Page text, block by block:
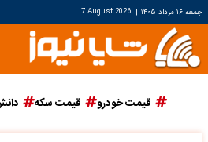
جمعه ۱۶ مرداد ۱۴۰۵ |
7 August 2026
قیمت خودرو قیمت سکه